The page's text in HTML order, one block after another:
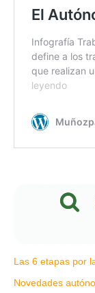
Las 6 etapas por
Novedades